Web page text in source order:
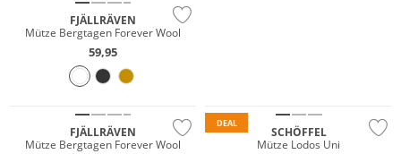
FJÄLLRÄVEN
Mütze Bergtagen Forever Wool
59,95
FJÄLLRÄVEN
Mütze Bergtagen Forever Wool
DEAL
SCHÖFFEL
Mütze Lodos Uni